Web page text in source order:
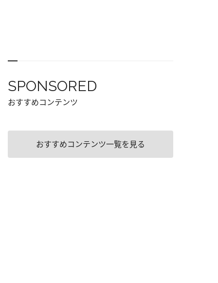
SPONSORED
おすすめコンテンツ
おすすめコンテンツ一覧を見る